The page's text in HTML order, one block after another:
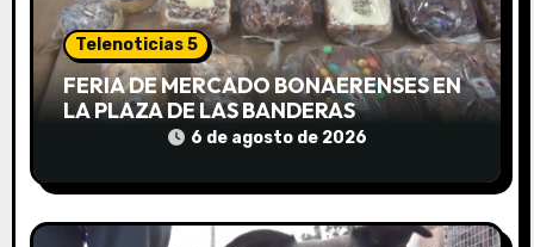
d
e
e
n
t
Telenoticias 5
FERIA DE MERCADO BONAERENSES EN
LA PLAZA DE LAS BANDERAS
6 de agosto de 2026